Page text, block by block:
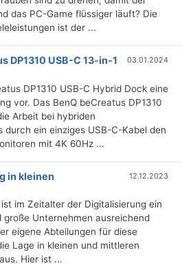
das PC-Game flüssiger läuft? Die
ist der ...
DP1310 USB-C 13-in-1
03.01.2024
DP1310 USB-C Hybrid Dock eine
vor. Das BenQ beCreatus DP1310
Arbeit bei hybriden
durch ein einziges USB-C-Kabel den
mit 4K 60Hz ...
in kleinen
12.12.2023
im Zeitalter der Digitalisierung ein
große Unternehmen ausreichend
eigene Abteilungen für diese
Lage in kleinen und mittleren
Hier ist ...